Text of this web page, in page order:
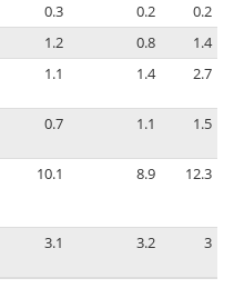
0.3 0.2
0.2
1.2 0.8
1.4
1.1 1.4 2.7
0.7 1.1 1.5
10.1 8.9 12.3
3.1 3.2 3